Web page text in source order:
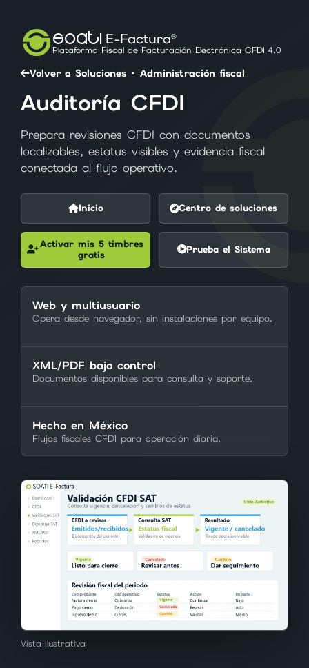
SOATI E-Factura®
Plataforma Fiscal de Facturación Electrónica CFDI 4.0
Volver a Soluciones · Administración fiscal
Auditoría CFDI
Prepara revisiones CFDI con documentos
localizables, estatus visibles y evidencia fiscal
conectada al flujo operativo.
Inicio Centro de soluciones
Activar mis 5 timbres
gratis
Prueba el Sistema
Web y multiusuario
Opera desde navegador, sin instalaciones por equipo.
XML/PDF bajo control
Documentos disponibles para consulta y soporte.
Hecho en México
Flujos fiscales CFDI para operación diaria.
Vista ilustrativa